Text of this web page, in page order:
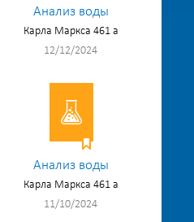
Анализ воды
Карла Маркса 461 а
12/12/2024
Анализ воды
Карла Маркса 461 а
11/10/2024